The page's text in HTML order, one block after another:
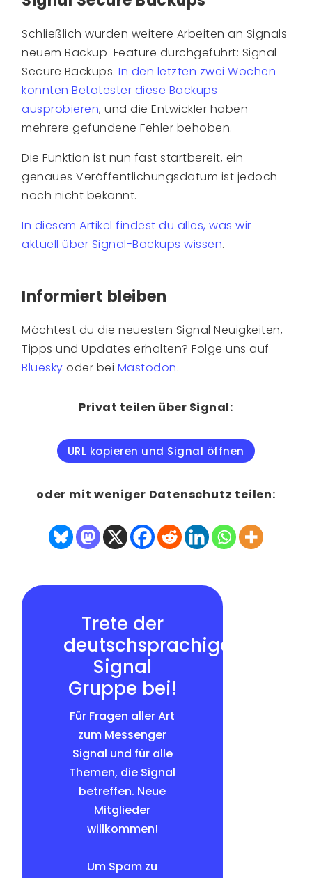
Schließlich wurden weitere Arbeiten an Signals
neuem Backup-Feature durchgeführt: Signal
Secure Backups.In den letzten zwei Wochen
konnten Betatester diese Backups
ausprobieren, und die Entwickler haben
mehrere gefundene Fehler behoben.
Die Funktion ist nun fast startbereit, ein
genaues Veröffentlichungsdatum ist jedoch
noch nicht bekannt.
In diesem Artikel findest du alles, was wir
aktuell über Signal-Backups wissen.
Informiert bleiben
Möchtest du die neuesten Signal Neuigkeiten,
Tipps und Updates erhalten? Folge uns auf
Bluesky oder bei Mastodon.
Privat teilen über Signal:
URL kopieren und Signal öffnen
oder mit weniger Datenschutz teilen:
Trete der
deutschsprachigen
Signal
Gruppe bei!
Für Fragen aller Art
zum Messenger
Signal und für alle
Themen, die Signal
betreffen. Neue
Mitglieder
willkommen!
Um Spam zu